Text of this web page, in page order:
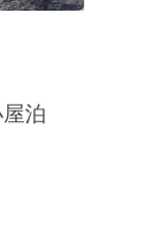
泊